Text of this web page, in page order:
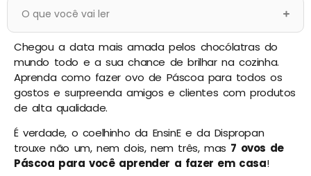
O que você vai ler
Chegou a data mais amada pelos chocólatras do
mundo todo e a sua chance de brilhar na cozinha.
Aprenda como fazer ovo de Páscoa para todos os
gostos e surpreenda amigos e clientes com produtos
de alta qualidade.
É verdade, o coelhinho da EnsinE e da Dispropan
trouxe não um, nem dois, nem três, mas 7 ovos de
Páscoa para você aprender a fazer em casa!